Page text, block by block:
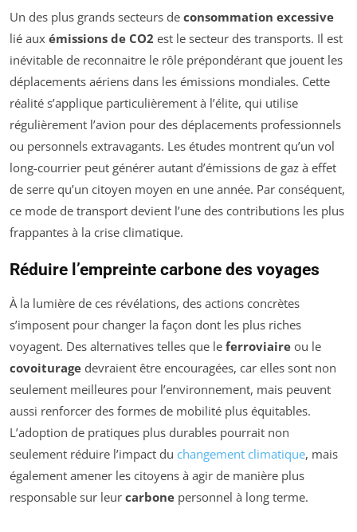
Un des plus grands secteurs de consommation excessive
lié aux émissions de CO2 est le secteur des transports. Il est
inévitable de reconnaitre le rôle prépondérant que jouent les
déplacements aériens dans les émissions mondiales. Cette
réalité s’applique particulièrement à l’élite, qui utilise
régulièrement l’avion pour des déplacements professionnels
ou personnels extravagants. Les études montrent qu’un vol
long-courrier peut générer autant d’émissions de gaz à effet
de serre qu’un citoyen moyen en une année. Par conséquent,
ce mode de transport devient l’une des contributions les plus
frappantes à la crise climatique.
Réduire l’empreinte carbone des voyages
À la lumière de ces révélations, des actions concrètes
s’imposent pour changer la façon dont les plus riches
voyagent. Des alternatives telles que le ferroviaire ou le
covoiturage devraient être encouragées, car elles sont non
seulement meilleures pour l’environnement, mais peuvent
aussi renforcer des formes de mobilité plus équitables.
L’adoption de pratiques plus durables pourrait non
seulement réduire l’impact du changement climatique, mais
également amener les citoyens à agir de manière plus
responsable sur leur carbone personnel à long terme.